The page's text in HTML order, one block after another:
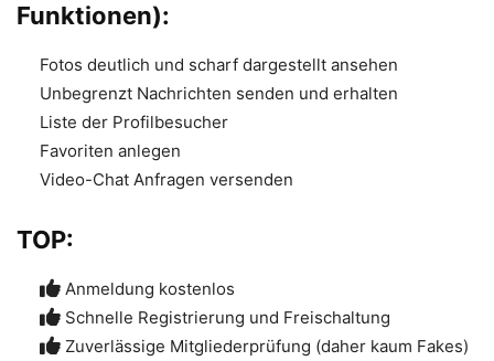
Funktionen):
Fotos deutlich und scharf dargestellt ansehen
Unbegrenzt Nachrichten senden und erhalten
Liste der Profilbesucher
Favoriten anlegen
Video-Chat Anfragen versenden
TOP:
Anmeldung kostenlos
Schnelle Registrierung und Freischaltung
Zuverlässige Mitgliederprüfung (daher kaum Fakes)